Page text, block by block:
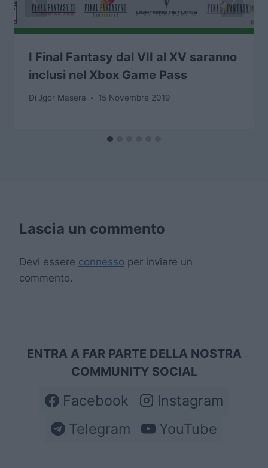
I Final Fantasy dal VII al XV saranno
inclusi nel Xbox Game Pass
Di Jgor Masera 15 Novembre 2019
Lascia un commento
Devi essere connesso per inviare un
commento.
ENTRA A FAR PARTE DELLA NOSTRA
COMMUNITY SOCIAL
Facebook
Instagram
Telegram
YouTube